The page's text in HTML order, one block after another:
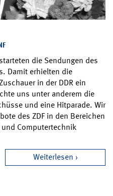
die Sendungen des
Damit erhielten die
in der DDR ein
uns unter anderem die
und eine Hitparade. Wir
des ZDF in den Bereichen
Computertechnik
Weiterlesen